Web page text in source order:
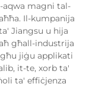
magni tal-
Il-kumpanija
Jiangsu u hija
għall-industrija
jiġu applikati
it-te, xorb ta'
ta' effiċjenza